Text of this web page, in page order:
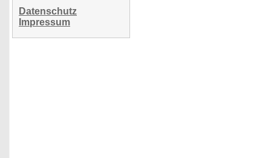
Datenschutz
Impressum